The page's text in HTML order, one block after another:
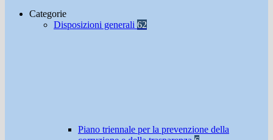
Categorie
Disposizioni generali 62
Piano triennale per la prevenzione della